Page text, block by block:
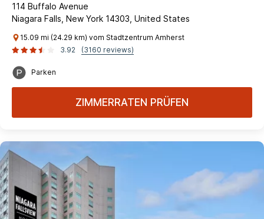
114 Buffalo Avenue
Niagara Falls, New York 14303, United States
15.09 mi (24.29 km) vom Stadtzentrum Amherst
3.92
(3160 reviews)
Parken
ZIMMERRATEN PRÜFEN